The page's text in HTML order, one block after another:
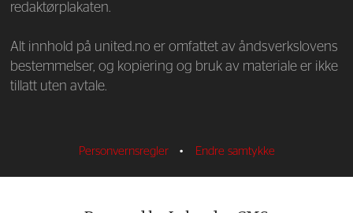
redaktørplakaten.
Alt innhold på united.no er omfattet av åndsverkslovens
bestemmelser, og kopiering og bruk av materiale er ikke
tillatt uten avtale.
Personvernsregler • Endre samtykke